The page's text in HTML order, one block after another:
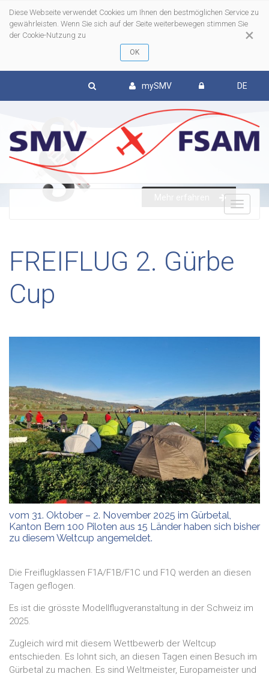
×
Diese Webseite verwendet Cookies um Ihnen den bestmöglichen Service zu
gewährleisten. Wenn Sie sich auf der Seite weiterbewegen stimmen Sie
der Cookie-Nutzung zu
mySMV DE
FREIFLUG 2. Gürbe
Cup
vom 31. Oktober – 2. November 2025 im Gürbetal,
Kanton Bern 100 Piloten aus 15 Länder haben sich bisher
zu diesem Weltcup angemeldet.
Die Freiflugklassen F1A/F1B/F1C und F1Q werden an diesen
Tagen geflogen.
Es ist die grösste Modellflugveranstaltung in der Schweiz im
2025.
Zugleich wird mit diesem Wettbewerb der Weltcup
entschieden. Es lohnt sich, an diesen Tagen einen Besuch im
Gürbetal zu machen. Es sind Weltmeister, Europameister und